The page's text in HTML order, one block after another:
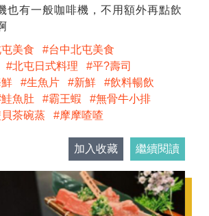
也有一般咖啡機，不用額外再點飲
美食
台中北屯美食
北屯日式料理
平?壽司
生魚片 新鮮
飲料暢飲
鮭魚肚 霸王蝦
無骨牛小排
茶碗蒸 摩摩喳喳
加入收藏 繼續閱讀